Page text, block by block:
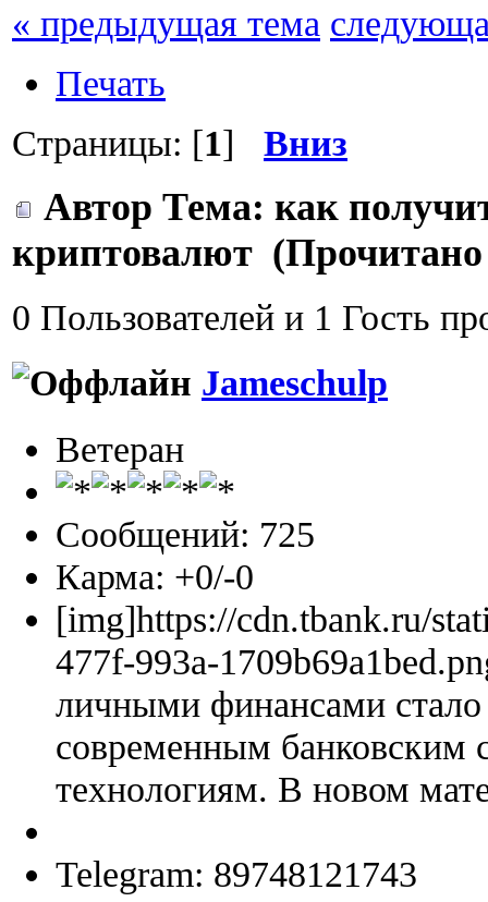
« предыдущая тема
Печать
Страницы: [1] Вниз
Автор Тема: как
криптовалют (Прочитано
0 Пользователей и 1 Гость
Jameschulp
Ветеран
Сообщений: 725
Карма: +0/-0
[img]https://cdn.tbank.ru/
477f-993a-
личными финансами
современным банковским
технологиям. В новом
Telegram: 89748121743